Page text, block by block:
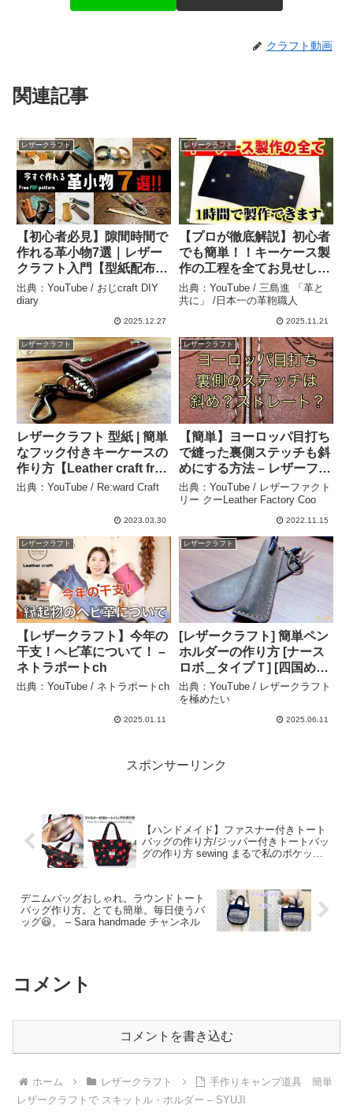
クラフト動画
関連記事
レザークラフト
【初心者必見】隙間時間で
作れる革小物7選｜レザー
クラフト入門【型紙配布】
– おじcraft DIY diary
出典：YouTube / おじcraft DIY
diary
2025.12.27
レザークラフト
【プロが徹底解説】初心者
でも簡単！！キーケース製
作の工程を全てお見せしま
す！！ – 三島進 「革と共
に」 /日本一の革鞄職人
出典：YouTube / 三島進 「革と
共に」 /日本一の革鞄職人
2025.11.21
レザークラフト
レザークラフト 型紙 | 簡単
なフック付きキーケースの
作り方【Leather craft free
pattern】 – Re:ward Craft
出典：YouTube / Re:ward Craft
2023.03.30
レザークラフト
【簡単】ヨーロッパ目打ち
で縫った裏側ステッチも斜
めにする方法 – レザーファ
クトリー クーLeather
Factory Coo
出典：YouTube / レザーファクト
リー クーLeather Factory Coo
2022.11.15
レザークラフト
【レザークラフト】今年の
干支！ヘビ革について！ –
ネトラポートch
出典：YouTube / ネトラポートch
2025.01.11
レザークラフト
[レザークラフト] 簡単ペン
ホルダーの作り方 [ナース
ロボ＿タイプＴ] [四国めた
ん][VOICEVOX解説] [レザ
ークラフト初心者 ] – レザ
ークラフトを極めたい
出典：YouTube / レザークラフト
を極めたい
2025.06.11
スポンサーリンク
【ハンドメイド】ファスナー付きトート
バッグの作り方/ジッパー付きトートバッ
グの作り方 sewing まるで私のポケット
デニムバッグおしゃれ。ラウンドトート
バッグ作り方。とても簡単。毎日使うバ
ッグ😃。 – Sara handmade チャンネル
コメント
コメントを書き込む
ホーム レザークラフト
手作りキャンプ道具 簡単
レザークラフトで スキットル・ホルダー – SYUJI